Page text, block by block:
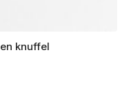
knuffel